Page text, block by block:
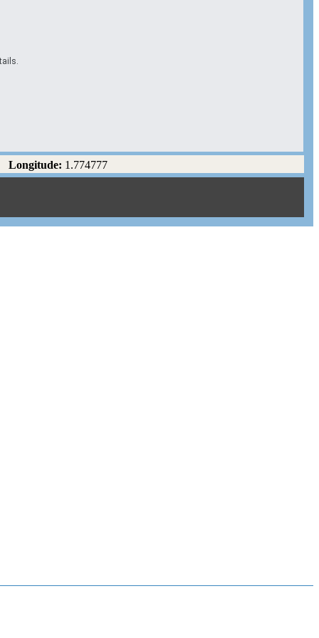
Longitude: 1.774777